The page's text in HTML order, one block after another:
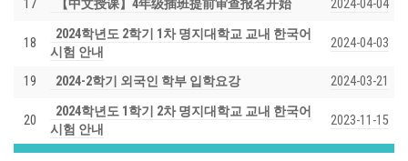
17 【中文授课】4年级插班提前审查报名开始 2024-04-04
18
2024학년도 2학기 1차 명지대학교 교내 한국어
시험 안내
2024-04-03
19 2024-2학기 외국인 학부 입학요강 2024-03-21
20
2024학년도 1학기 2차 명지대학교 교내 한국어
시험 안내
2023-11-15